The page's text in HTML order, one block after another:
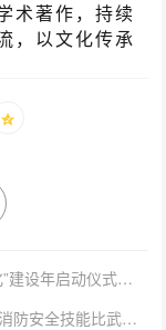
术著作，持续
，以文化传承
上一篇：广东佛教界“中国化、法治化、智慧化”建设年启动仪式在韶关举行
下一篇：广东省佛教协会参赛队在首届宗教界消防安全技能比武暨安全防范演练中斩获佳绩